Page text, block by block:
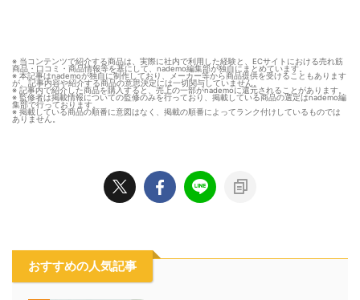
※ 当コンテンツで紹介する商品は、実際に社内で利用した経験と、ECサイトにおける売れ筋
商品・口コミ・商品情報等を基にして、nademo編集部が独自にまとめています。
※ 本記事はnademoが独自に制作しており、メーカー等から商品提供を受けることもあります
が、記事内容や紹介する商品の意思決定には一切関与していません。
※ 記事内で紹介した商品を購入すると、売上の一部がnademoに還元されることがあります。
※ 監修者は掲載情報についての監修のみを行っており、掲載している商品の選定はnademo編
集部で行っております。
※ 掲載している商品の順番に意図はなく、掲載の順番によってランク付けしているものでは
ありません。
おすすめの人気記事